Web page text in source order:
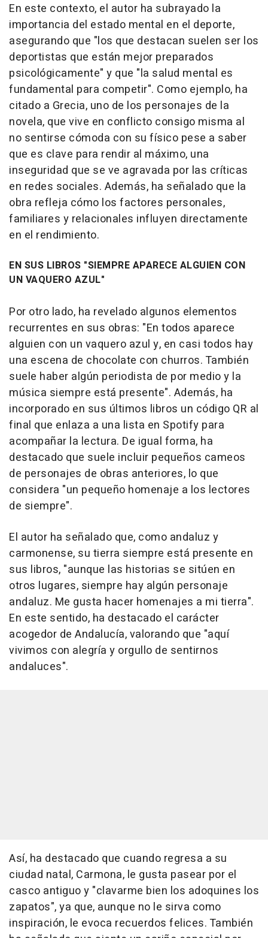
En este contexto, el autor ha subrayado la
importancia del estado mental en el deporte,
asegurando que "los que destacan suelen ser los
deportistas que están mejor preparados
psicológicamente" y que "la salud mental es
fundamental para competir". Como ejemplo, ha
citado a Grecia, uno de los personajes de la
novela, que vive en conflicto consigo misma al
no sentirse cómoda con su físico pese a saber
que es clave para rendir al máximo, una
inseguridad que se ve agravada por las críticas
en redes sociales. Además, ha señalado que la
obra refleja cómo los factores personales,
familiares y relacionales influyen directamente
en el rendimiento.
EN SUS LIBROS "SIEMPRE APARECE ALGUIEN CON
UN VAQUERO AZUL"
Por otro lado, ha revelado algunos elementos
recurrentes en sus obras: "En todos aparece
alguien con un vaquero azul y, en casi todos hay
una escena de chocolate con churros. También
suele haber algún periodista de por medio y la
música siempre está presente". Además, ha
incorporado en sus últimos libros un código QR al
final que enlaza a una lista en Spotify para
acompañar la lectura. De igual forma, ha
destacado que suele incluir pequeños cameos
de personajes de obras anteriores, lo que
considera "un pequeño homenaje a los lectores
de siempre".
El autor ha señalado que, como andaluz y
carmonense, su tierra siempre está presente en
sus libros, "aunque las historias se sitúen en
otros lugares, siempre hay algún personaje
andaluz. Me gusta hacer homenajes a mi tierra".
En este sentido, ha destacado el carácter
acogedor de Andalucía, valorando que "aquí
vivimos con alegría y orgullo de sentirnos
andaluces".
Así, ha destacado que cuando regresa a su
ciudad natal, Carmona, le gusta pasear por el
casco antiguo y "clavarme bien los adoquines los
zapatos", ya que, aunque no le sirva como
inspiración, le evoca recuerdos felices. También